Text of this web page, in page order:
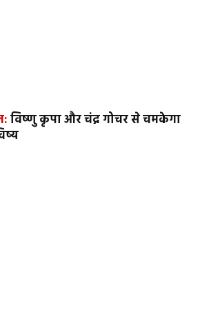
विष्णु कृपा और चंद्र गोचर से चमकेगा